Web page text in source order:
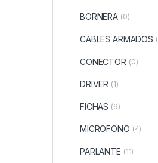
BORNERA (0)
CABLES ARMADOS
CONECTOR (0)
DRIVER (1)
FICHAS (9)
MICROFONO (4)
PARLANTE (11)